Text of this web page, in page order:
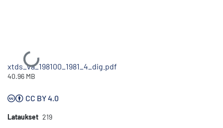
Ladataan...
xtds_va_198100_1981_4_dig.pdf
40.96 MB
CC BY 4.0
Lataukset 219